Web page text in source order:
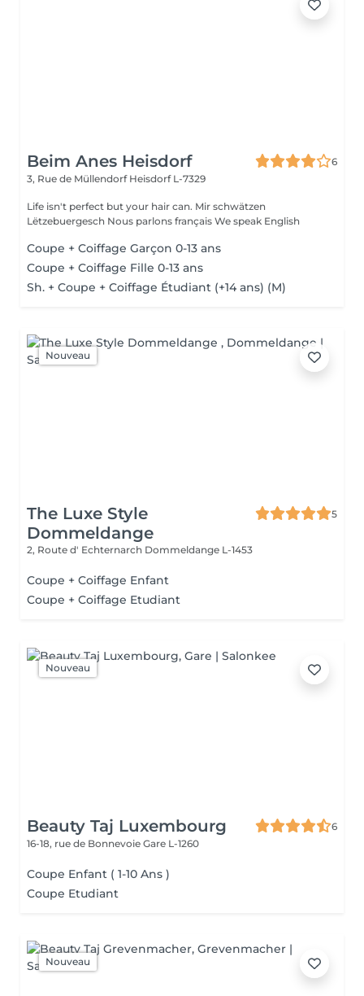
Beim Anes Heisdorf
6
3, Rue de Müllendorf Heisdorf L-7329
Life isn't perfect but your hair can. Mir schwätzen
Lëtzebuergesch Nous parlons français We speak English
Coupe + Coiffage Garçon 0-13 ans
Coupe + Coiffage Fille 0-13 ans
Sh. + Coupe + Coiffage Étudiant (+14 ans) (M)
Nouveau
The Luxe Style
Dommeldange
5
2, Route d' Echternarch Dommeldange L-1453
Coupe + Coiffage Enfant
Coupe + Coiffage Etudiant
Nouveau
Beauty Taj Luxembourg
6
16-18, rue de Bonnevoie Gare L-1260
Coupe Enfant ( 1-10 Ans )
Coupe Etudiant
Nouveau